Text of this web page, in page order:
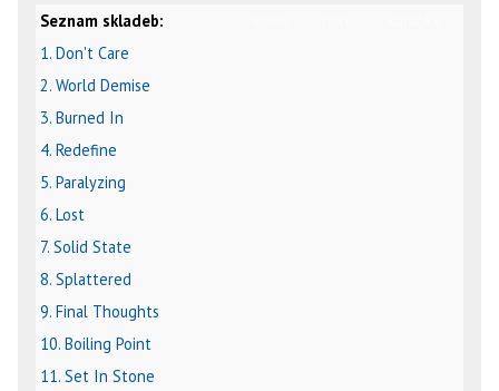
Seznam skladeb:
1. Don't Care
2. World Demise
3. Burned In
4. Redefine
5. Paralyzing
6. Lost
7. Solid State
8. Splattered
9. Final Thoughts
10. Boiling Point
11. Set In Stone